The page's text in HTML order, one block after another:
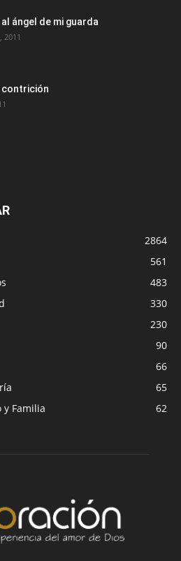
ángel de mi guarda
2011
2864
561
483
330
230
90
66
65
Familia
62